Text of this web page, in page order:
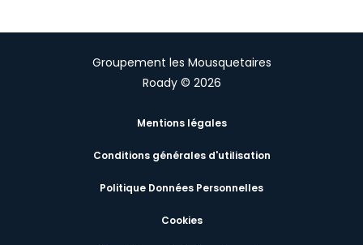
Groupement les Mousquetaires
Roady © 2026
Mentions légales
Conditions générales d'utilisation
Politique Données Personnelles
Cookies